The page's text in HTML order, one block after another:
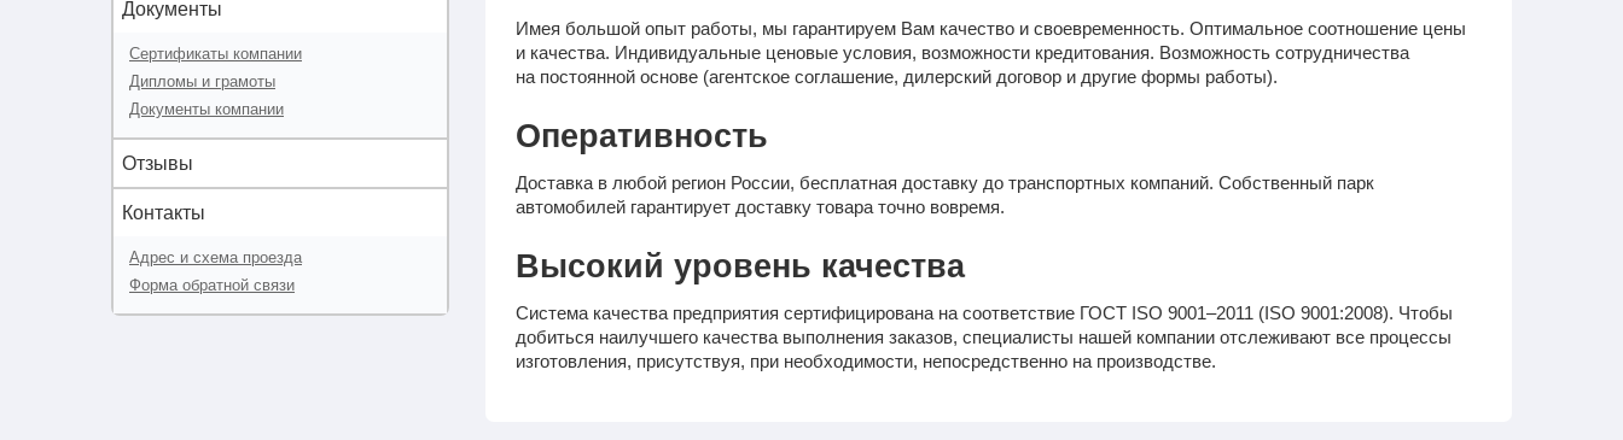
Документы
Сертификаты компании
Дипломы и грамоты
Документы компании
Отзывы
Контакты
Адрес и схема проезда
Форма обратной связи
Имея большой опыт работы, мы гарантируем Вам качество и своевременность. Оптимальное соотношение цены
и качества. Индивидуальные ценовые условия, возможности кредитования. Возможность сотрудничества
на постоянной основе (агентское соглашение, дилерский договор и другие формы работы).
Оперативность
Доставка в любой регион России, бесплатная доставку до транспортных компаний. Собственный парк
автомобилей гарантирует доставку товара точно вовремя.
Высокий уровень качества
Система качества предприятия сертифицирована на соответствие ГОСТ ISO 9001–2011 (ISO 9001:2008). Чтобы
добиться наилучшего качества выполнения заказов, специалисты нашей компании отслеживают все процессы
изготовления, присутствуя, при необходимости, непосредственно на производстве.